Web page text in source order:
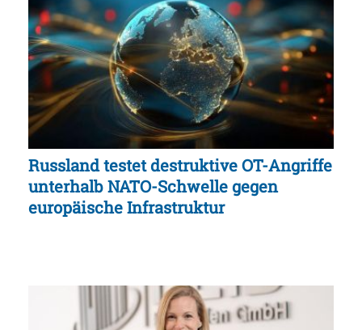
Russland testet destruktive OT-Angriffe
unterhalb NATO-Schwelle gegen
europäische Infrastruktur